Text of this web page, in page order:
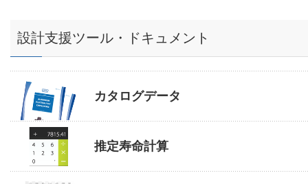
設計支援ツール・ドキュメント
カタログデータ
推定寿命計算